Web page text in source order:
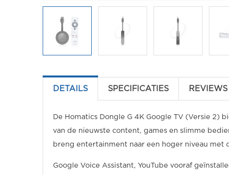
DETAILS SPECIFICATIES REVIEWS
De Homatics Dongle G 4K Google TV (Versie 2)
van de nieuwste content, games en slimme
breng entertainment naar een hoger niveau met
Google Voice Assistant, YouTube vooraf